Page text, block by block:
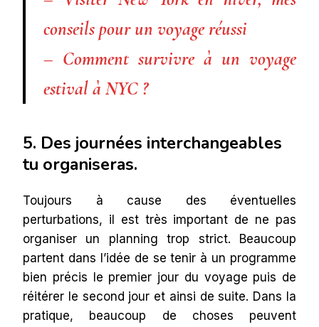
conseils pour un voyage réussi
– Comment survivre à un voyage
estival à NYC ?
5. Des journées interchangeables
tu organiseras.
Toujours à cause des éventuelles
perturbations, il est très important de ne pas
organiser un planning trop strict. Beaucoup
partent dans l’idée de se tenir à un programme
bien précis le premier jour du voyage puis de
réitérer le second jour et ainsi de suite. Dans la
pratique, beaucoup de choses peuvent